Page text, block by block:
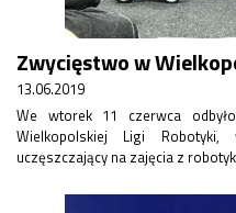
Zwycięstwo w
13.06.2019
We wtorek 11 czerwca
Wielkopolskiej Ligi
uczęszczający na zajęcia z